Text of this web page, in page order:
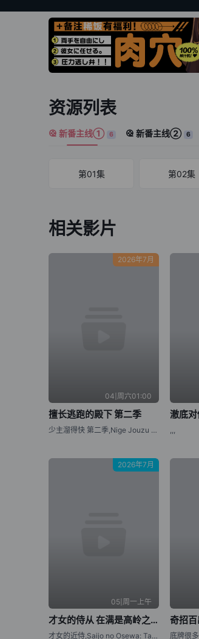
资源列表
新番主线① 6 新番主线② 6
第01集 第02集
相关影片
2026年7月
04|周六01:00
擅长逃跑的殿下 第二季
少主溜得快 第二季,Nige Jouzu no Wakagimi Season 2,The Elusive Samurai Season 2
澈底
,,,
2026年7月
05|周一上午
才女的侍从 在满是高岭之花的贵族学校暗中照顾（毫无生活自理能力的）学院第一大小姐
才女的近侍,Saijo no Osewa: Takane no Hanadarake na Meimonkou de, Gakuin Ichi no Ojou-sama (Seikatsu Nouryoku Kaimu) wo Kagenagara Osewa suru Koto ni Narimashita,Rich Girl Caretaker: I'm Secretly the Caregiver of the Most Popular Girl in This Rich Kid School
奇招